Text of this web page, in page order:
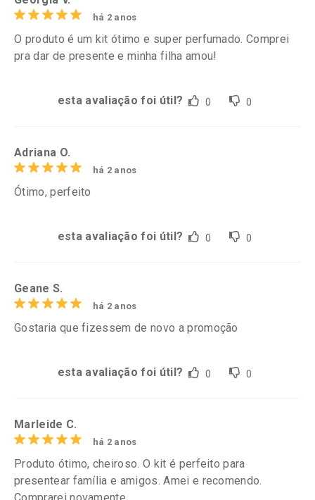
há 2 anos
O produto é um kit ótimo e super perfumado. Comprei
pra dar de presente e minha filha amou!
esta avaliação foi útil? 0 0
Adriana O.
há 2 anos
Ótimo, perfeito
esta avaliação foi útil? 0 0
Geane S.
há 2 anos
Gostaria que fizessem de novo a promoção
esta avaliação foi útil? 0 0
Marleide C.
há 2 anos
Produto ótimo, cheiroso. O kit é perfeito para
presentear família e amigos. Amei e recomendo.